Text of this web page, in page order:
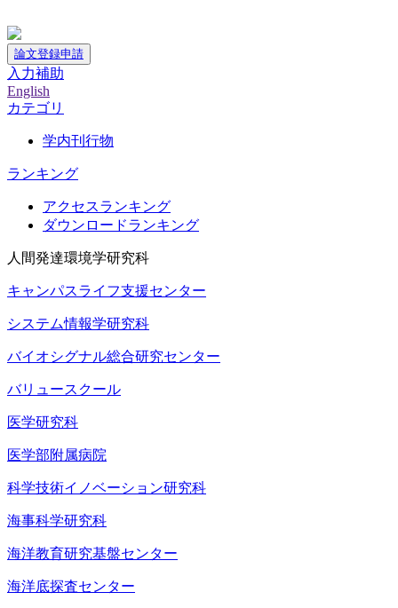
論文登録申請
入力補助
English
カテゴリ
学内刊行物
ランキング
アクセスランキング
ダウンロードランキング
人間発達環境学研究科
キャンパスライフ支援センター
システム情報学研究科
バイオシグナル総合研究センター
バリュースクール
医学研究科
医学部附属病院
科学技術イノベーション研究科
海事科学研究科
海洋教育研究基盤センター
海洋底探査センター